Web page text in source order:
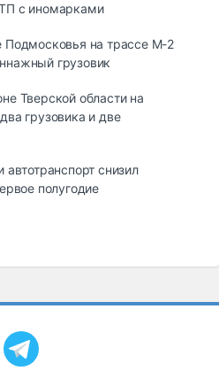
с иномарками
Подмосковья на трассе М-2
грузовик
Тверской области на
грузовика и две
автотранспорт снизил
полугодие